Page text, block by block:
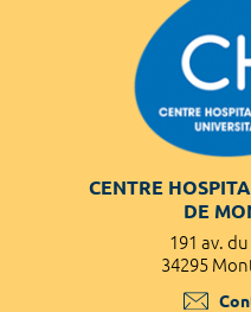
CENTRE
DE
191 av.
34295